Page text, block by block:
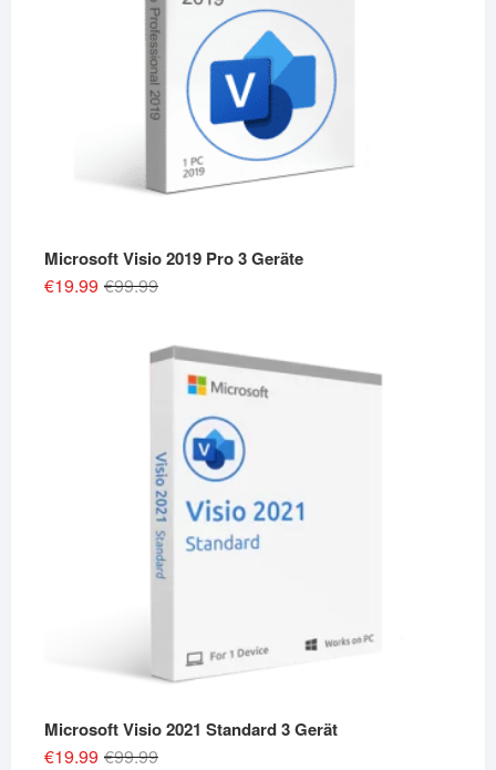
Microsoft Visio 2019 Pro 3 Geräte
€99.99Original
€99.99.
€19.99
Current
€19.99.
Microsoft Visio 2021 Standard 3 Gerät
€99.99Original
€19.99
Current